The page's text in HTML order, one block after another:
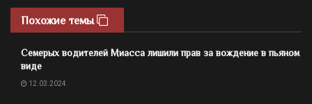
Похожие темы
Семерых водителей Миасса лишили прав за вождение в пьяном
виде
12.03.2024